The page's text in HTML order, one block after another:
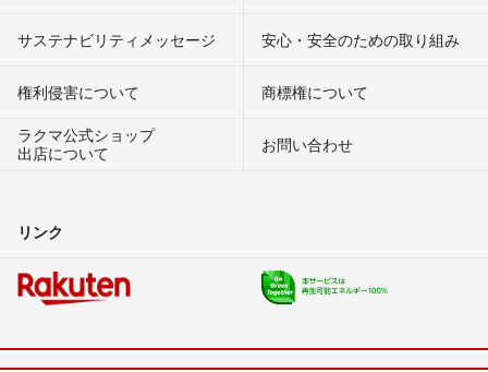
サステナビリティメッセージ 安心・安全のための取り組み
権利侵害について
商標権について
ラクマ公式ショップ
出店について
お問い合わせ
リンク